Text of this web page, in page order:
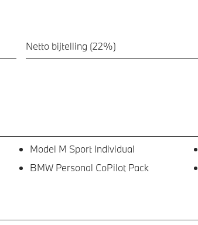
Netto bijtelling (22%)
Model M Sport Individual
BMW Personal CoPilot Pack